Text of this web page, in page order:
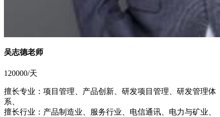
吴志德老师
120000/天
擅长专业： 项目管理、产品创新、研发项目管理、研发管理体
系、
擅长行业： 产品制造业、服务行业、电信通讯、电力与矿业、